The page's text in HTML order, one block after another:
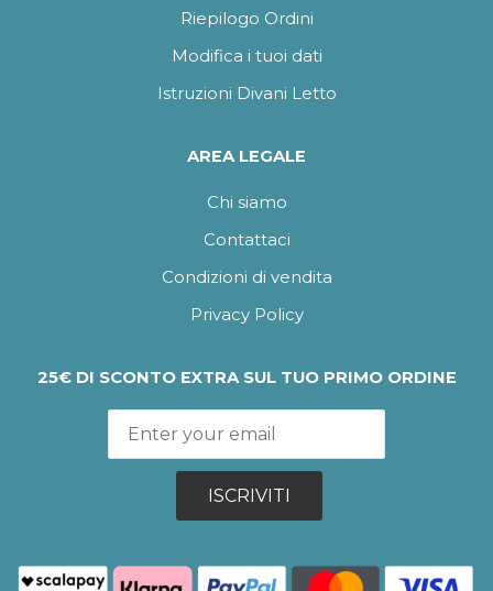
Riepilogo Ordini
Modifica i tuoi dati
Istruzioni Divani Letto
AREA LEGALE
Chi siamo
Contattaci
Condizioni di vendita
Privacy Policy
25€ DI SCONTO EXTRA SUL TUO PRIMO ORDINE
ISCRIVITI